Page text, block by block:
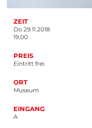
ZEIT
Do 29.11.2018
19.00
PREIS
Eintritt frei
ORT
Museum
EINGANG
A